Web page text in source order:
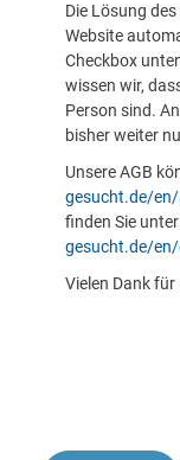
Die Lösung
Website
Checkbox
wissen wir,
Person sind.
bisher weiter
Unsere AGB
gesucht.de/
finden Sie
gesucht.de/
Vielen Dank